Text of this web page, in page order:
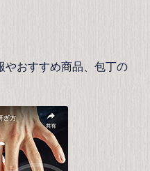
おすすめ商品、包丁の